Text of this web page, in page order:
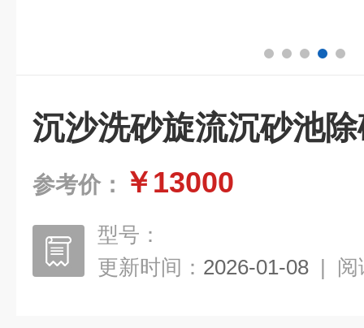
沉沙洗砂旋流沉砂池
参考价： ￥13000
型号：
更新时间： 2026-01-08 | 阅